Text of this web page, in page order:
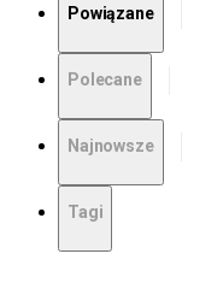
Powiązane
Polecane
Najnowsze
Tagi